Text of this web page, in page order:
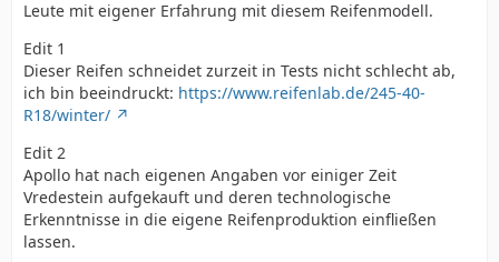
Leute mit eigener Erfahrung mit diesem Reifenmodell.
Edit 1
Dieser Reifen schneidet zurzeit in Tests nicht schlecht ab,
ich bin beeindruckt: https://www.reifenlab.de/245-40-
R18/winter/
Edit 2
Apollo hat nach eigenen Angaben vor einiger Zeit
Vredestein aufgekauft und deren technologische
Erkenntnisse in die eigene Reifenproduktion einfließen
lassen.